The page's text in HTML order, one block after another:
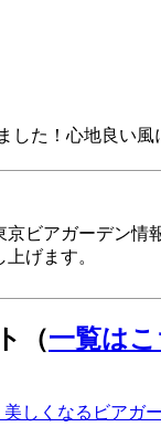
した！心地良い
京ビアガーデン
げます。
（一覧は
しくなるビアガー